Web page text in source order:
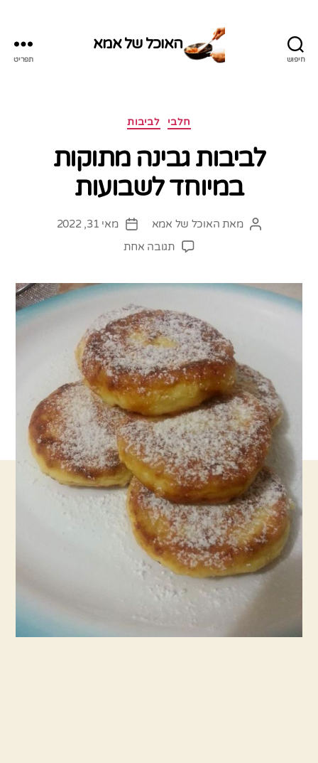
חיפוש
האוכל של אמא
תפריט
קטגוריות חלבי לביבות
לביבות גבינה מתוקות
במיוחד לשבועות
המחבר
מאת האוכל של אמא
תאריך
מאי 31, 2022
תגובה אחתעל
מתוקות
במיוחד
לשבועות